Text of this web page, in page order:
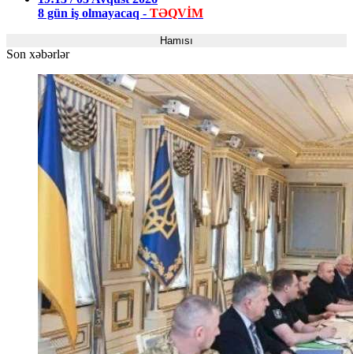
8 gün iş olmayacaq - TƏQVİM
Hamısı
Son xəbərlər